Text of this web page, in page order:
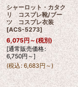
シャーロット・カタク
リ コスプレ靴/ブー
ツ コスプレ衣装
[ACS-5273]
6,075円～(税別)
[通常販売価格:
6,750円～]
(税込: 6,683円～)